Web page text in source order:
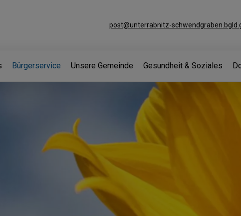
post@unterrabnitz-
Bürgerservice Unsere Gemeinde Gesundheit & Soziales